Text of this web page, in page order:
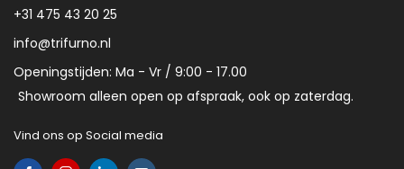
+31 475 43 20 25
info@trifurno.nl
Openingstijden: Ma - Vr / 9:00 - 17.00
Showroom alleen open op afspraak, ook op zaterdag.
Vind ons op Social media